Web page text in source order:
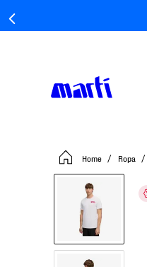
Ropa
tenis mujer
tenis hombre
tenis futbol